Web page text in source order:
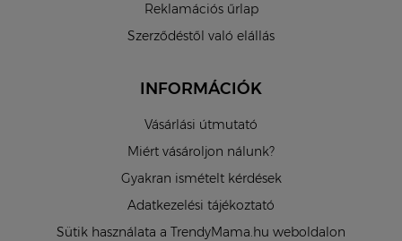
Reklamációs űrlap
Szerződéstől való elállás
INFORMÁCIÓK
Vásárlási útmutató
Miért vásároljon nálunk?
Gyakran ismételt kérdések
Adatkezelési tájékoztató
Sütik használata a TrendyMama.hu weboldalon